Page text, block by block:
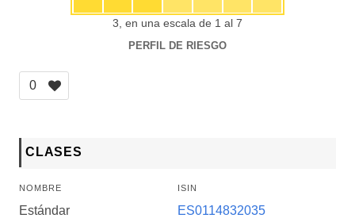
3, en una escala de 1 al 7
PERFIL DE RIESGO
0
CLASES
NOMBRE
Estándar
ISIN
ES0114832035